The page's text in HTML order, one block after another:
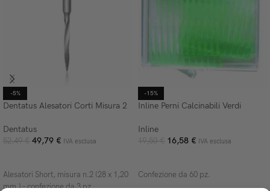
-5%
Dentatus Alesatori Corti Misura 2
Dentatus
52,49€ 49,79 € IVA esclusa
Alesatori Short, misura n.2 (28 x 1,20
mm.) - confezione da 3 pz.
-15%
Inline Perni Calcinabili Verdi
Inline
19,50€ 16,58 € IVA esclusa
Confezione da 60 pz.